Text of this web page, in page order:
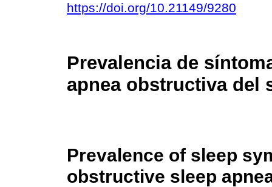
https://doi.org/10.21149/9280
Prevalencia de
apnea obstructiva del
Prevalence of sleep
obstructive sleep